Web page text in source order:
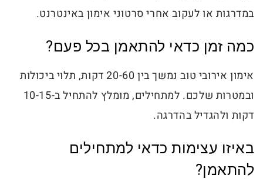
במדרגות או לעקוב אחרי סרטוני אימון באינטרנט.
כמה זמן כדאי להתאמן בכל פעם?
אימון אירובי טוב נמשך בין 20-60 דקות, תלוי ביכולות
ובמטרות שלכם. למתחילים, מומלץ להתחיל ב-10-15
דקות ולהגדיל בהדרגה.
באיזו עצימות כדאי למתחילים
להתאמן?